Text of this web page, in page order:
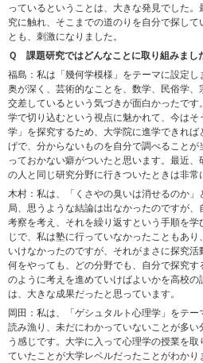
っているということは、大きな発見でした
究に触れ、そこまでの道のりを自分で探して
とも、刺激になりました。
Ｑ
課題研究ではどんなことに取り組みまし
福島：私は「幾何学模様」をテーマに設定
奥が深く、芸術的なことを、数学、民俗学
交差しているという気づきが面白かったで
学で切り込むという視点に魅かれて、今は
学」を探究するため、大学院に進学できれ
げで、分からないものを自分で調べること
っておかない癖がついたと思います。最近
の人と同じ研究分野に行きついたときは非常
木村：私は、「くさやの臭いは消せるのか
局、思うような結論は出なかったのですが、
考察を考え、それを繰り返すという手順を
じで、私は塾に行っていなかったこともあ
いけなかったのですが、それがまさに探究
何をやっても、どの分野でも、自分で探究
のように考えを進めていけばよいかを高校
は、大きな成果だったと思っています。
岡田：私は、「ゲシュタルト心理学」をテ
読み漁り、未だにわかっていないことが多
う感じです。大学に入って心理学の授業を
ていたことが大学レベルだったことがわか